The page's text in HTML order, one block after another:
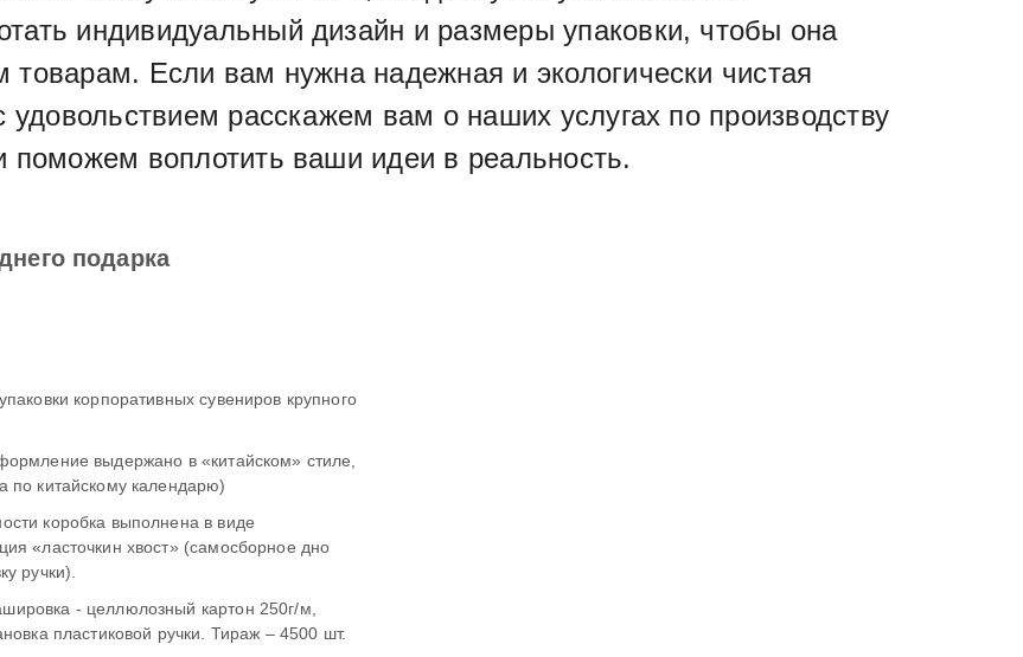
индивидуальный дизайн и размеры упаковки, чтобы она
товарам. Если вам нужна надежная и экологически чистая
расскажем вам о наших услугах по производству
поможем воплотить ваши идеи в реальность.
подарка
сувениров крупного
в «китайском» стиле,
используется образ дракона (символ наступающего года по китайскому календарю)
коробка выполнена в виде
дно
клапаном (под установку ручки).
картон 250г/м,
печать 4+0+ УФ-лак выборочный, вырубка, склейка, установка пластиковой ручки. Тираж – 4500 шт.